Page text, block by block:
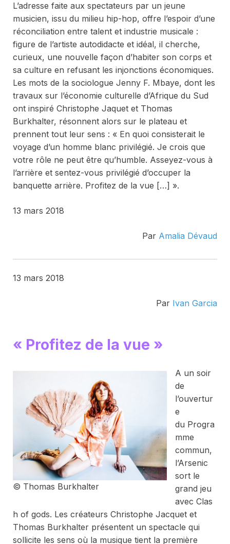
L’adresse faite aux spectateurs par un jeune
musicien, issu du milieu hip-hop, offre l’espoir d’une
réconciliation entre talent et industrie musicale :
figure de l’artiste autodidacte et idéal, il cherche,
curieux, une nouvelle façon d’habiter son corps et
sa culture en refusant les injonctions économiques.
Les mots de la sociologue Jenny F. Mbaye, dont les
travaux sur l’économie culturelle d’Afrique du Sud
ont inspiré Christophe Jaquet et Thomas
Burkhalter, résonnent alors sur le plateau et
prennent tout leur sens : « En quoi consisterait le
voyage d’un homme blanc privilégié. Je crois que
votre rôle ne peut être qu’humble. Asseyez-vous à
l’arrière et sentez-vous privilégié d’occuper la
banquette arrière. Profitez de la vue […] ».
13 mars 2018
Par Amalia Dévaud
13 mars 2018
Par Ivan Garcia
« Profitez de la vue »
© Thomas Burkhalter
A un soir
de
l’ouvertur
e
du Progra
mme
commun,
l’Arsenic
sort le
grand jeu
avec Clas
h of gods. Les créateurs Christophe Jacquet et
Thomas Burkhalter présentent un spectacle qui
sollicite les sens où la musique tient la première